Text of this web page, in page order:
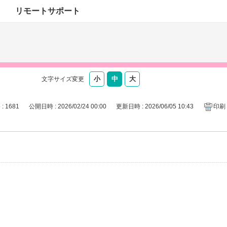
リモートサポート
文字サイズ変更
: 1681 公開日時 : 2026/02/24 00:00 更新日時 : 2026/06/05 10:43 印刷